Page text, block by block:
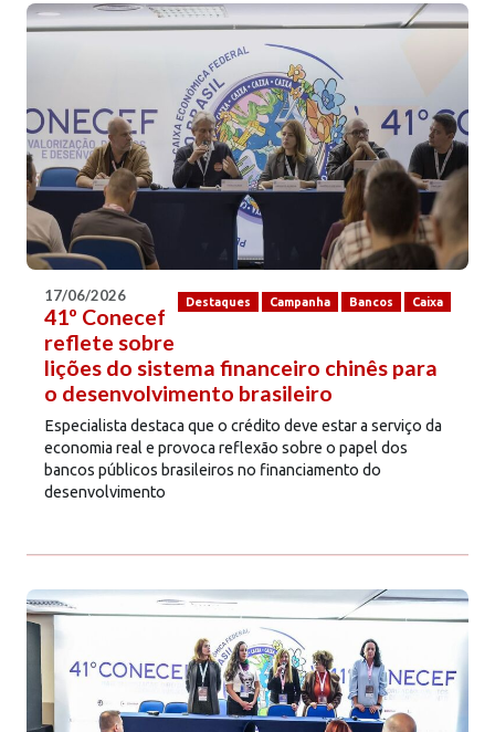
Destaques Campanha Bancos Caixa
17/06/2026
41º Conecef
reflete sobre
lições do sistema financeiro chinês para
o desenvolvimento brasileiro
Especialista destaca que o crédito deve estar a serviço da
economia real e provoca reflexão sobre o papel dos
bancos públicos brasileiros no financiamento do
desenvolvimento